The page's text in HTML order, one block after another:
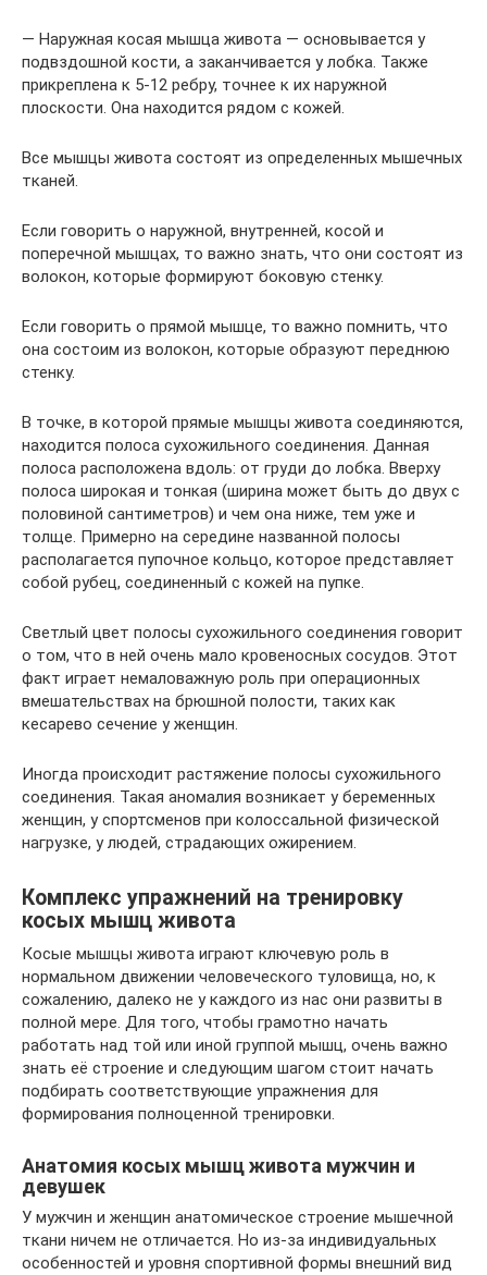
— Наружная косая мышца живота — основывается у
подвздошной кости, а заканчивается у лобка. Также
прикреплена к 5-12 ребру, точнее к их наружной
плоскости. Она находится рядом с кожей.
Все мышцы живота состоят из определенных мышечных
тканей.
Если говорить о наружной, внутренней, косой и
поперечной мышцах, то важно знать, что они состоят из
волокон, которые формируют боковую стенку.
Если говорить о прямой мышце, то важно помнить, что
она состоим из волокон, которые образуют переднюю
стенку.
В точке, в которой прямые мышцы живота соединяются,
находится полоса сухожильного соединения. Данная
полоса расположена вдоль: от груди до лобка. Вверху
полоса широкая и тонкая (ширина может быть до двух с
половиной сантиметров) и чем она ниже, тем уже и
толще. Примерно на середине названной полосы
располагается пупочное кольцо, которое представляет
собой рубец, соединенный с кожей на пупке.
Светлый цвет полосы сухожильного соединения говорит
о том, что в ней очень мало кровеносных сосудов. Этот
факт играет немаловажную роль при операционных
вмешательствах на брюшной полости, таких как
кесарево сечение у женщин.
Иногда происходит растяжение полосы сухожильного
соединения. Такая аномалия возникает у беременных
женщин, у спортсменов при колоссальной физической
нагрузке, у людей, страдающих ожирением.
Комплекс упражнений на тренировку
косых мышц живота
Косые мышцы живота играют ключевую роль в
нормальном движении человеческого туловища, но, к
сожалению, далеко не у каждого из нас они развиты в
полной мере. Для того, чтобы грамотно начать
работать над той или иной группой мышц, очень важно
знать её строение и следующим шагом стоит начать
подбирать соответствующие упражнения для
формирования полноценной тренировки.
Анатомия косых мышц живота мужчин и
девушек
У мужчин и женщин анатомическое строение мышечной
ткани ничем не отличается. Но из-за индивидуальных
особенностей и уровня спортивной формы внешний вид